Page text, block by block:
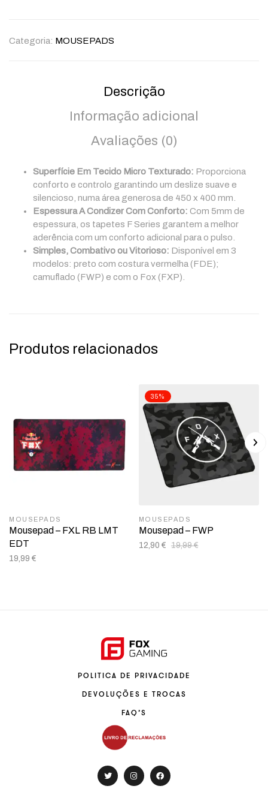
Categoria: MOUSEPADS
Descrição
Informação adicional
Avaliações (0)
Superfície Em Tecido Micro Texturado: Proporciona
conforto e controlo garantindo um deslize suave e
silencioso, numa área generosa de 450 x 400 mm.
Espessura A Condizer Com Conforto: Com 5mm de
espessura, os tapetes F Series garantem a melhor
aderência com um conforto adicional para o pulso.
Simples, Combativo ou Vitorioso: Disponível em 3
modelos: preto com costura vermelha (FDE);
camuflado (FWP) e com o Fox (FXP).
Produtos relacionados
MOUSEPADS
Mousepad – FXL RB LMT
EDT
19,99 €
35%
MOUSEPADS
Mousepad – FWP
19,99€
12,90 €
POLITICA DE PRIVACIDADE
DEVOLUÇÕES E TROCAS
FAQ’S